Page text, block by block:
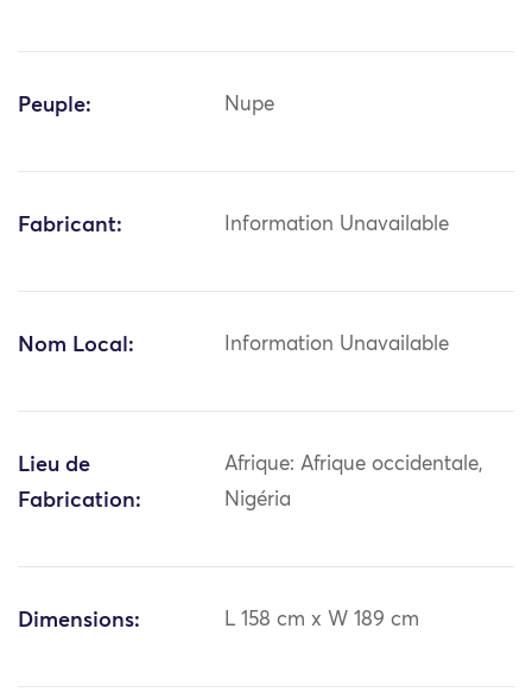
Peuple: Nupe
Fabricant: Information Unavailable
Nom Local: Information Unavailable
Lieu de
Fabrication:
Afrique: Afrique occidentale,
Nigéria
Dimensions: L 158 cm x W 189 cm